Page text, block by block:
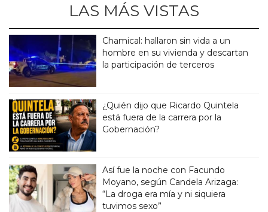
LAS MÁS VISTAS
Chamical: hallaron sin vida a un
hombre en su vivienda y descartan
la participación de terceros
¿Quién dijo que Ricardo Quintela
está fuera de la carrera por la
Gobernación?
Así fue la noche con Facundo
Moyano, según Candela Arizaga:
“La droga era mía y ni siquiera
tuvimos sexo”